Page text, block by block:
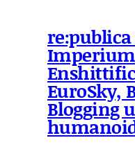
re:publica
EuroSky,
Blogging